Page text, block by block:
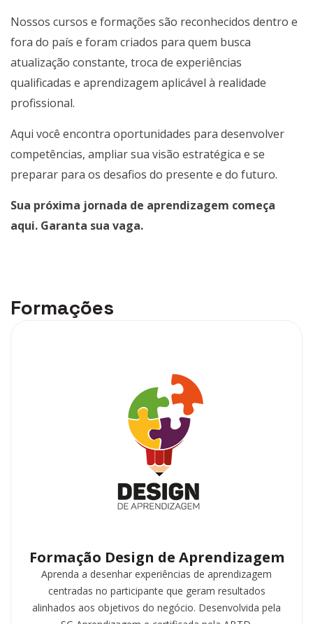
Nossos cursos e formações são reconhecidos dentro e
fora do país e foram criados para quem busca
atualização constante, troca de experiências
qualificadas e aprendizagem aplicável à realidade
profissional.
Aqui você encontra oportunidades para desenvolver
competências, ampliar sua visão estratégica e se
preparar para os desafios do presente e do futuro.
Sua próxima jornada de aprendizagem começa
aqui. Garanta sua vaga.
Formações
Formação Design de Aprendizagem
Aprenda a desenhar experiências de aprendizagem
centradas no participante que geram resultados
alinhados aos objetivos do negócio. Desenvolvida pela